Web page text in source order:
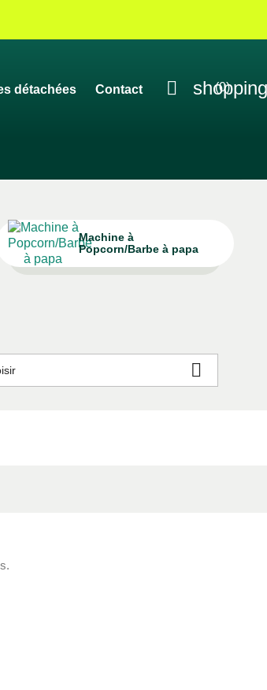
détachées Contact  (0)
Machine à
Popcorn/Barbe à papa
